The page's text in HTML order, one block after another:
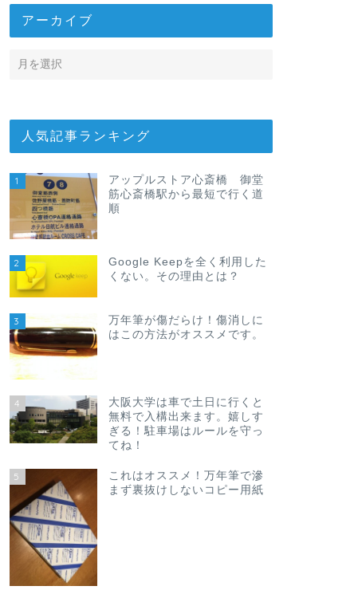
アーカイブ
人気記事ランキング
1
アップルストア心斎橋 御堂
筋心斎橋駅から最短で行く道
順
2
Google Keepを全く利用した
くない。その理由とは？
3
万年筆が傷だらけ！傷消しに
はこの方法がオススメです。
4
大阪大学は車で土日に行くと
無料で入構出来ます。嬉しす
ぎる！駐車場はルールを守っ
てね！
5
これはオススメ！万年筆で滲
まず裏抜けしないコピー用紙